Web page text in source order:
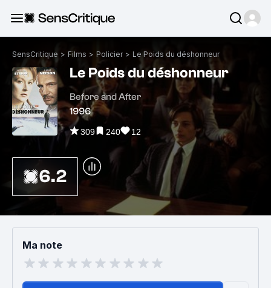
SensCritique > Films > Policier > Le Poids du déshonneur
Le Poids du déshonneur
Before and After
1996
309 240 12
6.2
Ma note